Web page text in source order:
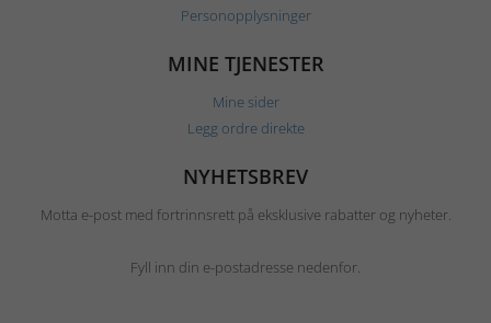
Personopplysninger
MINE TJENESTER
Mine sider
Legg ordre direkte
NYHETSBREV
Motta e-post med fortrinnsrett på eksklusive rabatter og nyheter.
Fyll inn din e-postadresse nedenfor.